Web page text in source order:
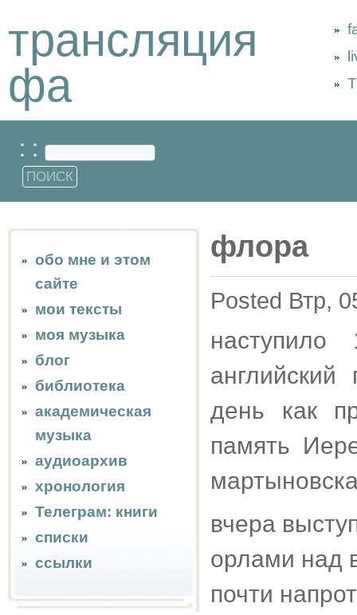
трансляция
фа
: :
обо мне и этом
сайте
мои тексты
моя музыка
блог
библиотека
академическая
музыка
аудиоархив
хронология
Телеграм: книги
списки
ссылки
флора
Posted Втр,
английский
день как
память
вчера
орлами над
почти